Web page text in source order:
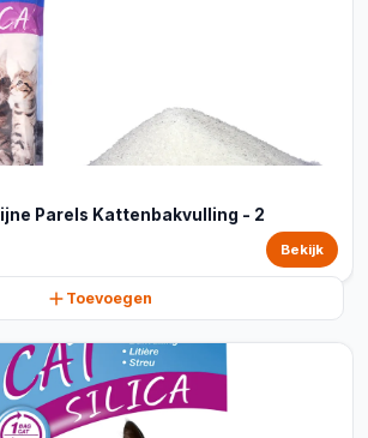
Parels Kattenbakvulling - 2
Bekijk
Toevoegen